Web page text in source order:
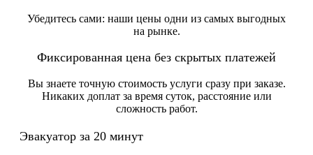
Убедитесь сами: наши цены одни из самых выгодных
на рынке.
Фиксированная цена без скрытых платежей
Вы знаете точную стоимость услуги сразу при заказе.
Никаких доплат за время суток, расстояние или
сложность работ.
Эвакуатор за 20 минут